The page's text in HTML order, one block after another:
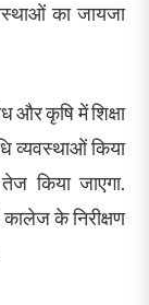
का जायजा
और कृषि में शिक्षा
व्यवस्थाओं किया
किया जाएगा.
के निरीक्षण